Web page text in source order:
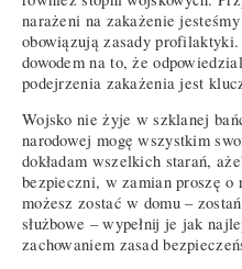
narażeni na zakażenie
obowiązują zasady
dowodem na to, że
podejrzenia zakażenia jest
Wojsko nie żyje w szklanej
narodowej mogę wszystkim
dokładam wszelkich starań,
bezpieczni, w zamian proszę o
możesz zostać w domu –
służbowe – wypełnij je jak
zachowaniem zasad